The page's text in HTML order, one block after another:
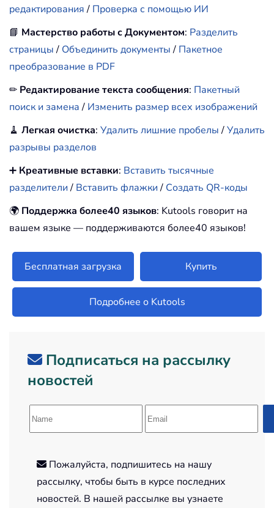
редактирования/ Проверка с помощью ИИ
📘 Мастерство работы с Документом: Разделить
страницы/ Объединить документы/ Пакетное
преобразование в PDF
✏ Редактирование текста сообщения: Пакетный
поиск и замена/ Изменить размер всех изображений
🧹 Легкая очистка: Удалить лишние пробелы/Удалить
разрывы разделов
➕ Креативные вставки: Вставить тысячные
разделители/ Вставить флажки/ Создать QR-коды
🌍 Поддержка более40 языков: Kutools говорит на
вашем языке — поддерживаются более40 языков!
Бесплатная загрузка Купить
Подробнее о Kutools
Подписаться на рассылку
новостей
Пожалуйста, подпишитесь на нашу
рассылку, чтобы быть в курсе последних
новостей. В нашей рассылке вы узнаете